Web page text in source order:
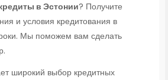
в Эстонии? Получите
и условия кредитования в
Мы поможем вам сделать
широкий выбор кредитных